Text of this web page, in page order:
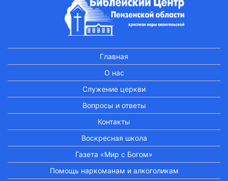
Главная
О нас
Служение церкви
Вопросы и ответы
Контакты
Воскресная школа
Газета «Мир с Богом»
Помощь наркоманам и алкоголикам